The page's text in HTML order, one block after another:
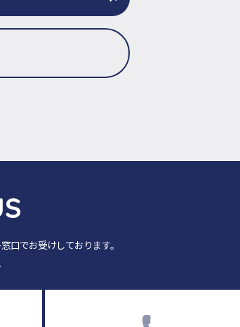
S
口でお受けしております。